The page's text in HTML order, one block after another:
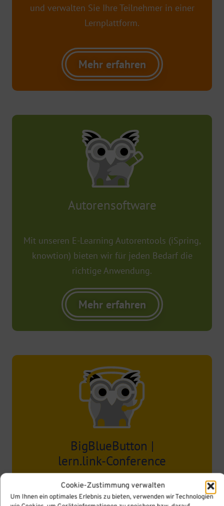
Cookie-Zustimmung verwalten
Um Ihnen ein optimales Erlebnis zu bieten, verwenden wir Technologien
und verwalten Sie Ihre Teilnehmer in einer
Lernplattform.
Mehr erfahren
Autorensoftware​
Mit unseren E-Learning Autorentools (iSpring,
knowtion) bieten wir für jeden Bedarf die
richtige Anwendung.
Mehr erfahren
BigBlueButton |
lern.link-Conference
Kommunikationslösung jederzeit vertrauliche